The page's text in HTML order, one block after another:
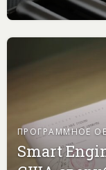
ПРОГРАММНОЕ
Smart